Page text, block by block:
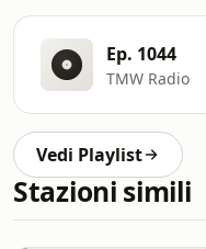
Ep. 1044
TMW Radio
Vedi Playlist
Stazioni simili